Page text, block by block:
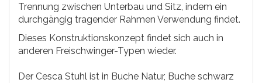
Trennung zwischen Unterbau und Sitz, indem ein
durchgängig tragender Rahmen Verwendung findet.
Dieses Konstruktionskonzept findet sich auch in
anderen Freischwinger-Typen wieder.
Der Cesca Stuhl ist in Buche Natur, Buche schwarz